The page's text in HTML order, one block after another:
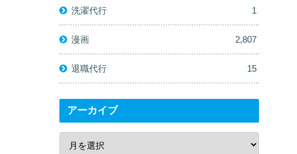
洗濯代行 1
漫画 2,807
退職代行 15
アーカイブ